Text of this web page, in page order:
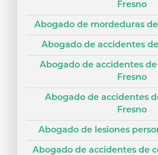
Fresno
Abogado de mordeduras
Abogado de accidentes
Abogado de accidentes
Fresno
Abogado de accidentes
Fresno
Abogado de lesiones
Abogado de accidentes de